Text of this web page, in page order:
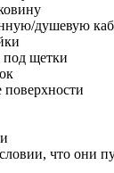
душевую
щетки
поверхности
что они